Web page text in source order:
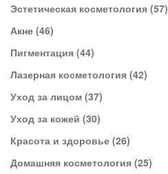
Эстетическая косметология (57)
Акне (46)
Пигментация (44)
Лазерная косметология (42)
Уход за лицом (37)
Уход за кожей (30)
Красота и здоровье (26)
Домашняя косметология (25)